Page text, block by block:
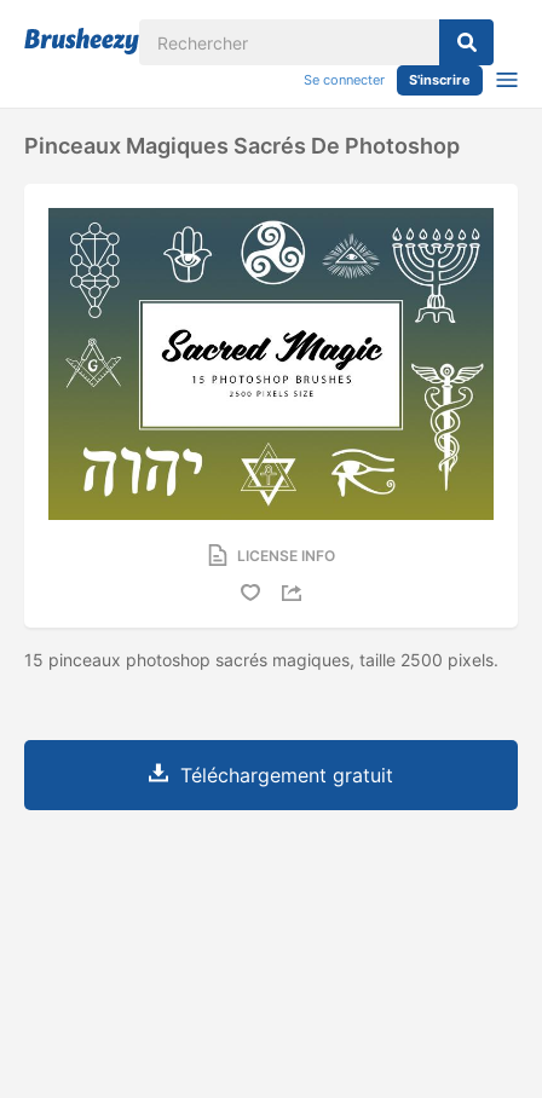
Se connecter S'inscrire
Pinceaux Magiques Sacrés De Photoshop
LICENSE INFO
15 pinceaux photoshop sacrés magiques, taille 2500 pixels.
Téléchargement gratuit